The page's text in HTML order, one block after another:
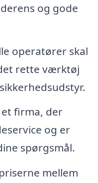
og gode
operatører skal
rette værktøj
firma, der
og er
spørgsmål.
mellem